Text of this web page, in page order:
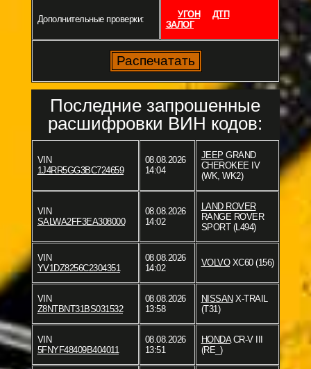
Дополнительные проверки: УГОН
ДТП
ЗАЛОГ
Последние запрошенные
расшифровки ВИН кодов:
VIN
1J4RR5GG3BC724659
08.08.2026
14:04
JEEP GRAND
CHEROKEE IV
(WK, WK2)
VIN
SALWA2FF3EA308000
08.08.2026
14:02
LAND ROVER
RANGE ROVER
SPORT (L494)
VIN
YV1DZ8256C2304351
08.08.2026
14:02
VOLVOXC60 (156)
VIN
Z8NTBNT31BS031532
08.08.2026
13:58
NISSAN X-TRAIL
(T31)
VIN
5FNYF48409B404011
08.08.2026
13:51
HONDACR-V III
(RE_)